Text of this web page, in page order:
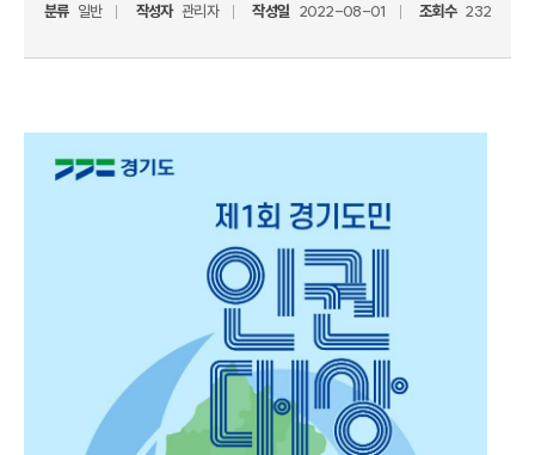
분류 일반 작성자 관리자 작성일 2022-08-01 조회수 232